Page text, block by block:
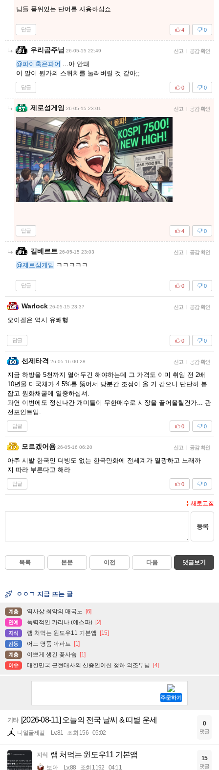
님들 품위있는 단어를 사용하십쇼
답글 0
4
우리곰주님 26-05-15 22:49 신고 | 공감 확인
@파이혹은파어 ...아 안돼
이 말이 뭔가의 스위치를 눌러버릴 것 같아;;
답글 0
0
제로섬게임 26-05-15 23:01 신고 | 공감 확인
답글 0
4
길베르트 26-05-15 23:03 신고 공감 확인
@제로섬게임 ㅋㅋㅋㅋㅋ
답글 0
0
Warlock 26-05-15 23:37 신고 공감 확인
오이겔은 역시 유쾌햏
답글 0
0
선제타격 26-05-16 00:28 신고 공감 확인
지금 하방을 5천까지 열어두긴 해야하는데 그 가격도 이미 취임 전 2배
10년물 미국채가 4.5%를 뚫어서 당분간 조정이 올 거 같으니 단단히 붙
잡고 원화채굴에 열중하십셔.
과연 이번에도 정신나간 개미들이 무한매수로 시장을 끌어올릴건가... 관
전포인트임.
답글 0
0
모르겠어욤 26-05-16 06:20 신고 공감 확인
아주 시발 한국인 더빙도 없는 한국만화에 전세계가 열광하고 노래까
지 따라 부른다고 해라
답글 0
0
새로고침
등록
목록 본문 이전 다음 댓글보기
ㅇㅇㄱ 지금 뜨는 글
계층 역사상 최악의 매국노 [6]
연예 폭력적인 카리나 (에스파) [2]
지식 램 처먹는 윈도우11 기본앱 [15]
감동 어느 명품 아파트 [1]
계층 이쁘게 생긴 꽃사슴 [1]
이슈 대한민국 근현대사의 산증인이신 청하 외조부님 [4]
기타 [2026-08-11] 오늘의 전국 날씨 & 띠별 운세
니얼굴제길 Lv.81 조회 156 05:02
0
댓글
지식 램 처먹는 윈도우11 기본앱
보아 Lv.88 조회 1192 04:11
15
댓글